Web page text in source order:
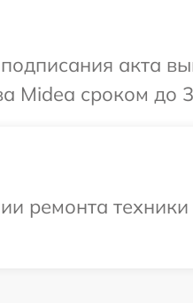
акта
Midea сроком до
ремонта